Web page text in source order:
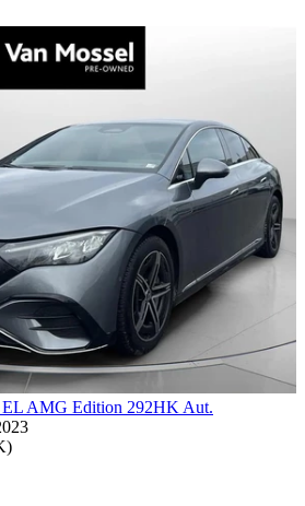
EL AMG Edition 292HK Aut.